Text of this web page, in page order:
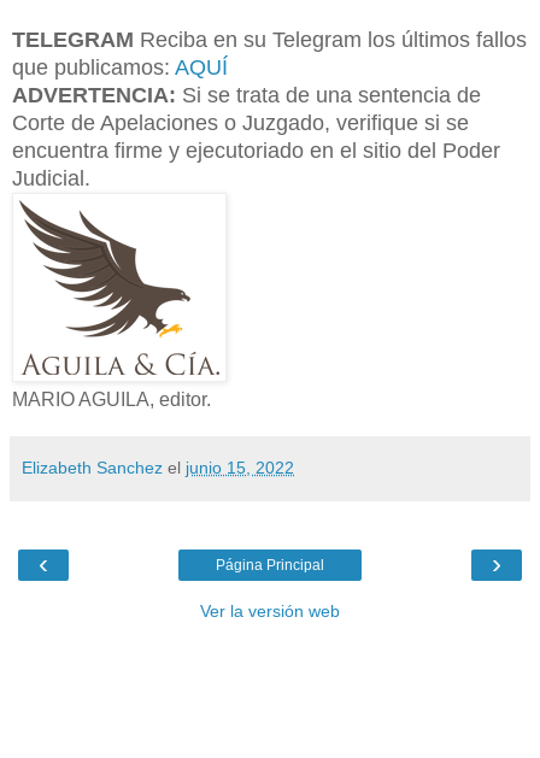
TELEGRAM Reciba en su Telegram los últimos fallos
que publicamos: AQUÍ
ADVERTENCIA: Si se trata de una sentencia de
Corte de Apelaciones o Juzgado, verifique si se
encuentra firme y ejecutoriado en el sitio del Poder
Judicial.
MARIO AGUILA, editor.
Elizabeth Sanchez el junio 15, 2022
‹ ›
Página Principal
Ver la versión web